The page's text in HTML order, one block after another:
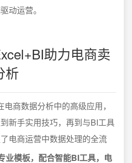
动运营。
助力电商卖
析
商数据分析中的高级应用，
新手实用技巧，再到与BI工具
电商运营中数据处理的全流
业模板，配合智能BI工具，电